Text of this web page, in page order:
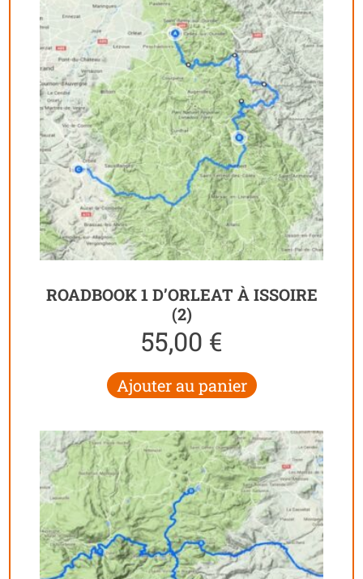
ROADBOOK 1 D’ORLEAT À ISSOIRE
(2)
55,00 €
Ajouter au panier